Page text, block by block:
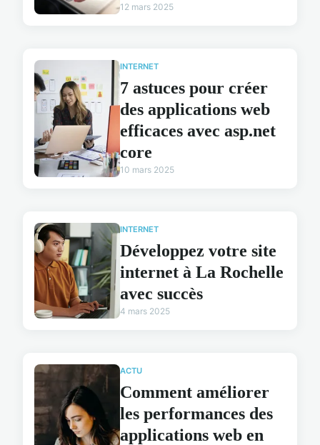
12 mars 2025
INTERNET
7 astuces pour créer
des applications web
efficaces avec asp.net
core
10 mars 2025
INTERNET
Développez votre site
internet à La Rochelle
avec succès
4 mars 2025
ACTU
Comment améliorer
les performances des
applications web en